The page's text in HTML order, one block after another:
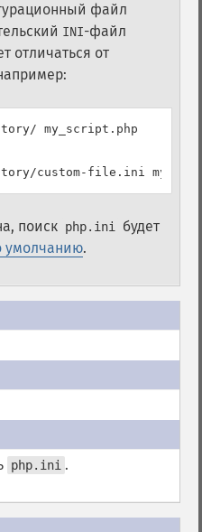
файл
INI-файл
отличаться от
my_script.php
поиск php.ini
будет
умолчанию.
php.ini .